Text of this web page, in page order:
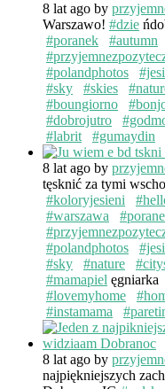
8 lat ago by
Warszawo! #dzie
#poranek
#autumn
#polandphotos
#sky
#skies
#boungiorno
#dobrojutro
#labrit
#gumaydin
8 lat ago by
tęsknić za tymi
#koloryjesieni
#warszawa
#polandphotos
#sky
#nature
#mamapiel ęgniarka
#lovemyhome
#instamama
8 lat ago by
najpiękniejszych